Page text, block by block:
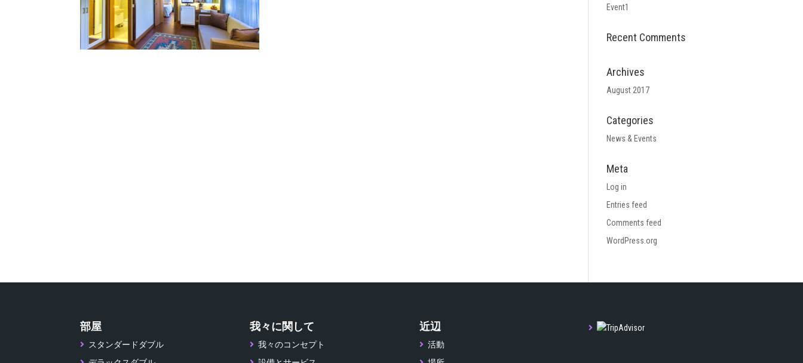
Event1
Recent Comments
Archives
August 2017
Categories
News & Events
Meta
Log in
Entries feed
Comments feed
WordPress.org
部屋
スタンダードダブル
我々に関して
我々のコンセプト
近辺
活動